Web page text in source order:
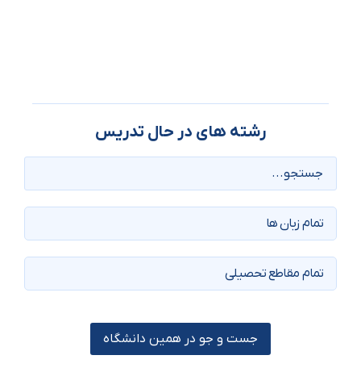
رشته های در حال تدریس
جست و جو در همین دانشگاه